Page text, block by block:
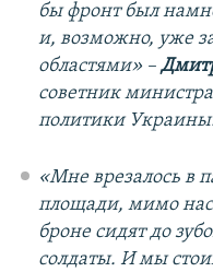
бы фронт был
и, возможно, уже
областями» –
советник
политики
«Мне врезалось в
площади, мимо нас
броне сидят до
солдаты. И мы